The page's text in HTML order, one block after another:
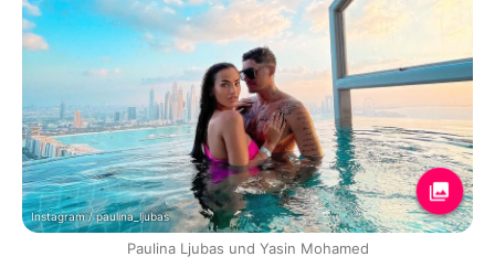
Instagram / paulina_ljubas
Paulina Ljubas und Yasin Mohamed